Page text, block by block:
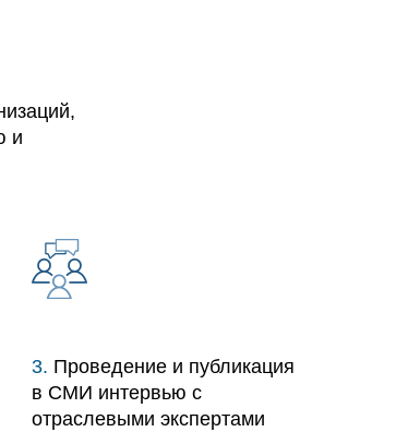
и
3. Проведение и публикация
в СМИ интервью с
отраслевыми экспертами